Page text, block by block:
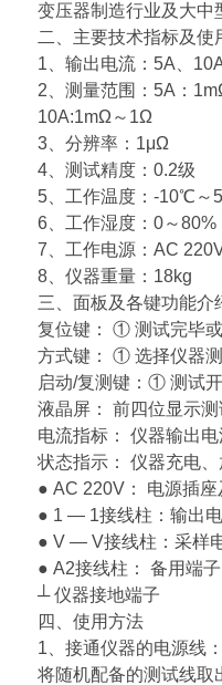
变压器制造行业及大中
二、 主要技术指标及使
1、输出电流：5A、
2、测量范围：5A：
10A:1mΩ～1Ω
3、分辨率：1μΩ
4、测试精度：0.2级
5、工作温度：-10℃～
6、工作湿度：0～80%
7、工作电源：AC
8、仪器重量：18kg
三、 面板及各键功能介
复位键： ① 测试完毕
方式键： ① 选择仪器
启动/复测键：① 测试
液晶屏： 前四位显示
电流指标： 仪器输出
状态指示： 仪器充电
● AC 220V： 电源插座
● 1 — 1接线柱：输出
● V — V接线柱：采样
● A2接线柱： 备用端子
┴ 仪器接地端子
四、 使用方法
1、接通仪器的电源线：
将随机配备的测试线取